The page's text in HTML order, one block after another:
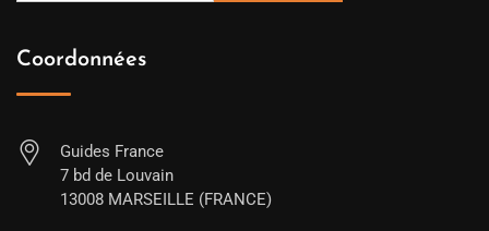
Coordonnées
Guides France
7 bd de Louvain
13008 MARSEILLE (FRANCE)